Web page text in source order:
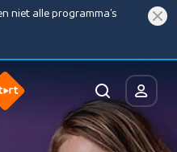
niet alle programma’s